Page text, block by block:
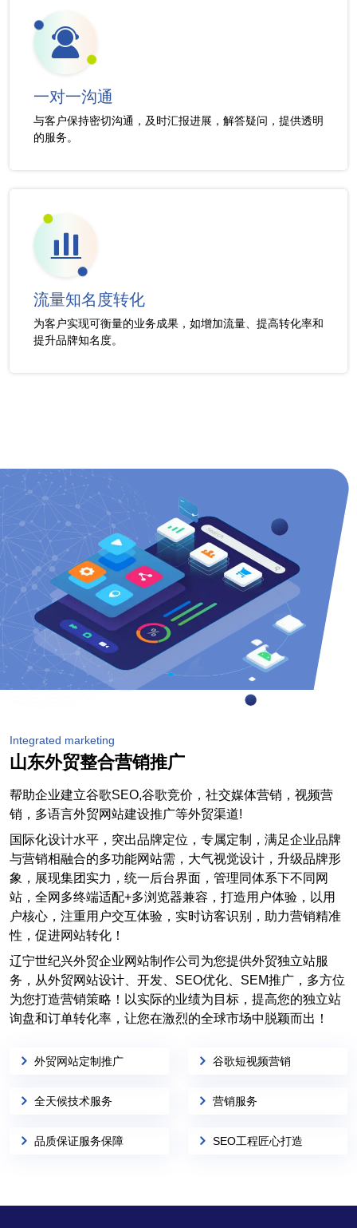
一对一沟通
与客户保持密切沟通，及时汇报进展，解答疑问，提供透明
的服务。
流量知名度转化
为客户实现可衡量的业务成果，如增加流量、提高转化率和
提升品牌知名度。
Integrated marketing
山东外贸整合营销推广
帮助企业建立谷歌SEO,谷歌竞价，社交媒体营销，视频营
销，多语言外贸网站建设推广等外贸渠道!
国际化设计水平，突出品牌定位，专属定制，满足企业品牌
与营销相融合的多功能网站需，大气视觉设计，升级品牌形
象，展现集团实力，统一后台界面，管理同体系下不同网
站，全网多终端适配+多浏览器兼容，打造用户体验，以用
户核心，注重用户交互体验，实时访客识别，助力营销精准
性，促进网站转化！
辽宁世纪兴外贸企业网站制作公司为您提供外贸独立站服
务，从外贸网站设计、开发、SEO优化、SEM推广，多方位
为您打造营销策略！以实际的业绩为目标，提高您的独立站
询盘和订单转化率，让您在激烈的全球市场中脱颖而出！
外贸网站定制推广 谷歌短视频营销
全天候技术服务 营销服务
品质保证服务保障 SEO工程匠心打造